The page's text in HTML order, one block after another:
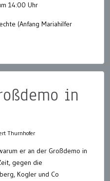
14:00 Uhr
(Anfang Mariahilfer
in
Thurnhofer
er an der Großdemo in
gegen die
Kogler und Co